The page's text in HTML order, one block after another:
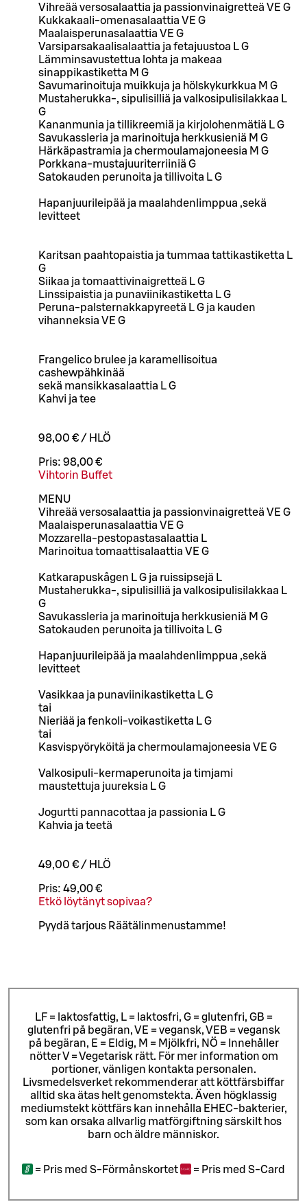
Vihreää versosalaattia ja passionvinaigretteä VE G
Kukkakaali-omenasalaattia VE G
Maalaisperunasalaattia VE G
Varsiparsakaalisalaattia ja fetajuustoa L G
Lämminsavustettua lohta ja makeaa
sinappikastiketta M G
Savumarinoituja muikkuja ja hölskykurkkua M G
Mustaherukka-, sipulisilliä ja valkosipulisilakkaa L
G
Kananmunia ja tillikreemiä ja kirjolohenmätiä L G
Savukassleria ja marinoituja herkkusieniä M G
Härkäpastramia ja chermoulamajoneesia M G
Porkkana-mustajuuriterriiniä G
Satokauden perunoita ja tillivoita L G
Hapanjuurileipää ja maalahdenlimppua ,sekä
levitteet
Karitsan paahtopaistia ja tummaa tattikastiketta L
G
Siikaa ja tomaattivinaigretteä L G
Linssipaistia ja punaviinikastiketta L G
Peruna-palsternakkapyreetä L G ja kauden
vihanneksia VE G
Frangelico brulee ja karamellisoitua
cashewpähkinää
sekä mansikkasalaattia L G
Kahvi ja tee
98,00 € / HLÖ
Pris: 98,00 €
Vihtorin Buffet
MENU
Vihreää versosalaattia ja passionvinaigretteä VE G
Maalaisperunasalaattia VE G
Mozzarella-pestopastasalaattia L
Marinoitua tomaattisalaattia VE G
Katkarapuskågen L G ja ruissipsejä L
Mustaherukka-, sipulisilliä ja valkosipulisilakkaa L
G
Savukassleria ja marinoituja herkkusieniä M G
Satokauden perunoita ja tillivoita L G
Hapanjuurileipää ja maalahdenlimppua ,sekä
levitteet
Vasikkaa ja punaviinikastiketta L G
tai
Nieriää ja fenkoli-voikastiketta L G
tai
Kasvispyöryköitä ja chermoulamajoneesia VE G
Valkosipuli-kermaperunoita ja timjami
maustettuja juureksia L G
Jogurtti pannacottaa ja passionia L G
Kahvia ja teetä
49,00 € / HLÖ
Pris: 49,00 €
Etkö löytänyt sopivaa?
Pyydä tarjous Räätälinmenustamme!
LF = laktosfattig, L = laktosfri, G = glutenfri, GB =
glutenfri på begäran, VE = vegansk, VEB = vegansk
på begäran, E = Eldig, M = Mjölkfri, NÖ = Innehåller
nötter V = Vegetarisk rätt. För mer information om
portioner, vänligen kontakta personalen.
Livsmedelsverket rekommenderar att köttfärsbiffar
alltid ska ätas helt genomstekta. Även högklassig
mediumstekt köttfärs kan innehålla EHEC-bakterier,
som kan orsaka allvarlig matförgiftning särskilt hos
barn och äldre människor.
= Pris med S-Förmånskortet = Pris med S-Card